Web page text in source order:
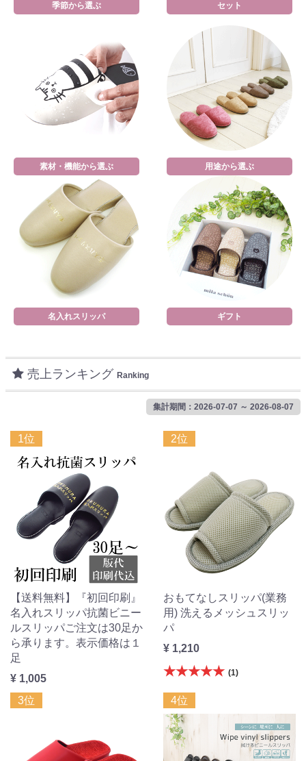
季節から選ぶ セット
素材・機能から選ぶ 用途から選ぶ
名入れスリッパ ギフト
売上ランキング Ranking
集計期間：2026-07-07 ～ 2026-08-07
1位
【送料無料】『初回印刷』
名入れスリッパ抗菌ビニー
ルスリッパご注文は30足か
ら承ります。表示価格は１
足
¥ 1,005
2位
おもてなしスリッパ(業務
用) 洗えるメッシュスリッ
パ
¥ 1,210
★★★★★ (1)
3位 4位